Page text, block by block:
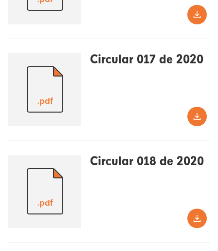
.pdf
Circular 017 de 2020
.pdf
Circular 018 de 2020